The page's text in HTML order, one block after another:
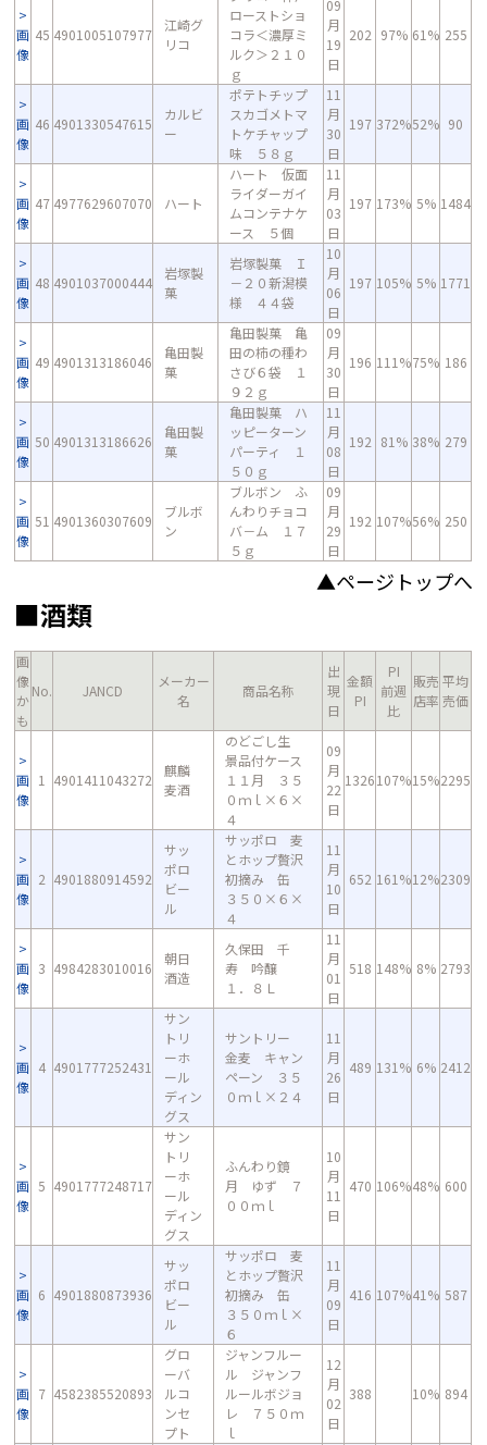
画
像
45 4901005107977
江崎グ
リコ
ローストショ
コラ＜濃厚ミ
ルク＞２１０
ｇ
09
月
19
日
202 97% 61% 255
画
像
46 4901330547615
カルビ
ー
ポテトチップ
スカゴメトマ
トケチャップ
味 ５８ｇ
11
月
30
日
197 372%52% 90
画
像
47 4977629607070 ハート
ハート 仮面
ライダーガイ
ムコンテナケ
ース ５個
11
月
03
日
197 173% 5% 1484
画
像
48 4901037000444
岩塚製
菓
岩塚製菓 Ｉ
－２０新潟模
様 ４４袋
10
月
06
日
197 105% 5% 1771
画
像
49 4901313186046
亀田製
菓
亀田製菓 亀
田の柿の種わ
さび６袋 １
９２ｇ
09
月
30
日
196 111%75% 186
画
像
50 4901313186626
亀田製
菓
亀田製菓 ハ
ッピーターン
パーティ １
５０ｇ
11
月
08
日
192 81% 38% 279
画
像
51 4901360307609
ブルボ
ン
ブルボン ふ
んわりチョコ
バ－ム １７
５ｇ
09
月
29
日
192 107%56% 250
▲ページトップへ
■酒類
画
像
か
も
No. JANCD
メーカー
名
商品名称
出
現
日
金額
PI
PI
前週
比
販売
店率
平均
売価
画
像
1 4901411043272
麒麟
麦酒
のどごし生
景品付ケース
１１月 ３５
０ｍｌ×６×
４
09
月
22
日
1326107%15%2295
画
像
2 4901880914592
サッ
ポロ
ビー
ル
サッポロ 麦
とホップ贅沢
初摘み 缶
３５０×６×
４
11
月
10
日
652 161%12%2309
画
像
3 4984283010016
朝日
酒造
久保田 千
寿 吟醸
１．８Ｌ
11
月
01
日
518 148% 8% 2793
画
像
4 4901777252431
サン
トリ
ーホ
ール
ディン
グス
サントリー
金麦 キャン
ペーン ３５
０ｍｌ×２４
11
月
26
日
489 131% 6% 2412
画
像
5 4901777248717
サン
トリ
ーホ
ール
ディン
グス
ふんわり鏡
月 ゆず ７
００ｍｌ
10
月
11
日
470 106%48% 600
画
像
6 4901880873936
サッ
ポロ
ビー
ル
サッポロ 麦
とホップ贅沢
初摘み 缶
３５０ｍｌ×
６
11
月
09
日
416 107%41% 587
画
像
7 4582385520893
グロ
ーバ
ルコ
ンセ
プト
ジャンフルー
ル ジャンフ
ルールボジョ
レ ７５０ｍ
ｌ
12
月
02
日
388 10% 894